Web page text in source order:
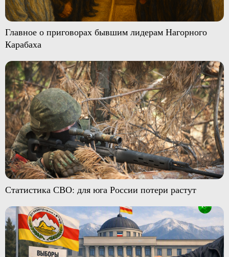
Главное о приговорах бывшим лидерам Нагорного
Карабаха
Статистика СВО: для юга России потери растут